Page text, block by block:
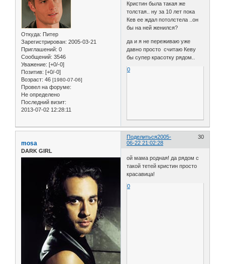
Откуда: Питер
Зарегистрирован: 2005-03-21
Приглашений: 0
Сообщений: 3546
Уважение: [+0/-0]
Позитив: [+0/-0]
Возраст: 46 [1980-07-06]
Провел на форуме:
Не определено
Последний визит:
2013-07-02 12:28:11
Кристин была такая же
толстая.. ну за 10 лет пока
Кев ее ждал потолстела ..он
бы на ней женился?
да и я не переживаю уже
давно просто считаю Кеву
бы супер красотку рядом..
0
Поделиться 30
2005-
06-22 21:02:28
mosa
DARK GIRL
ой мама родная! да рядом с
такой тетей кристин просто
красавица!
0